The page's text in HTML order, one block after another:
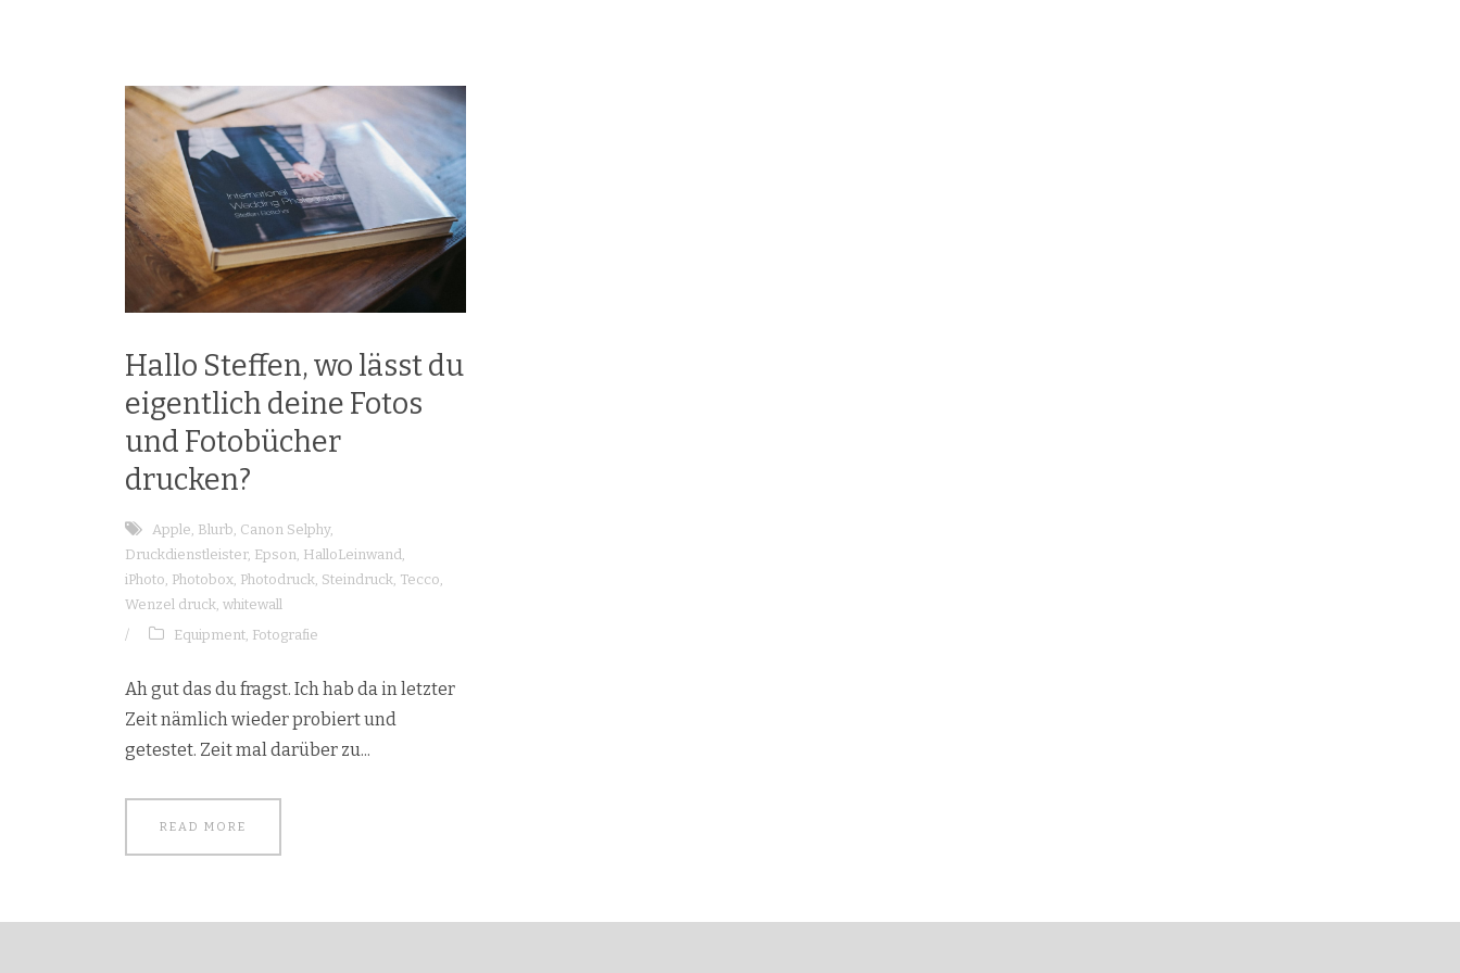
Hallo Steffen, wo lässt du
eigentlich deine Fotos
und Fotobücher
drucken?
Apple Blurb Canon Selphy,
Druckdienstleister, Epson HalloLeinwand
iPhoto Photobox Photodruck Steindruck Tecco
Wenzel druck whitewall
/
Equipment Fotografie
Ah gut das du fragst. Ich hab da in letzter
Zeit nämlich wieder probiert und
getestet. Zeit mal darüber zu...
READ MORE